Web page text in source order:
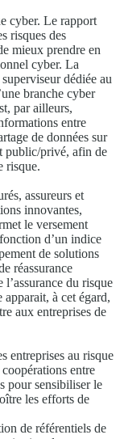
cyber. Le rapport
risques des
mieux prendre en
cyber. La
dédiée au
branche cyber
par ailleurs,
entre
de données sur
public/privé, afin de
risque.
assureurs et
innovantes,
le versement
d’un indice
de solutions
réassurance
du risque
à cet égard,
aux entreprises de
entreprises au risque
entre
pour sensibiliser le
les efforts de
de référentiels de